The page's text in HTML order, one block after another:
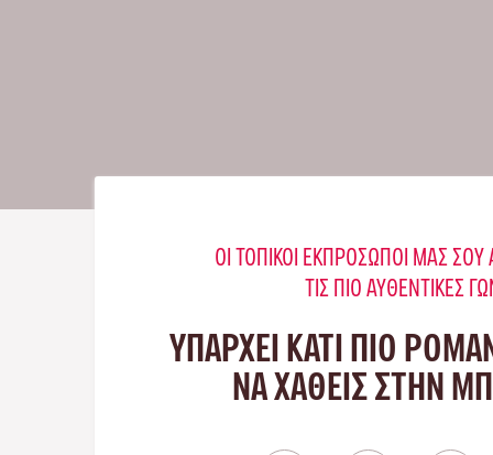
ΟΙ ΤΟΠΙΚΟΊ ΕΚΠΡΌΣΩΠΟΊ ΜΑΣ
ΤΙΣ ΠΙΟ ΑΥΘΕΝΤΙΚΈΣ
ΥΠΑΡΧΕΙ ΚΑΤΙ ΠΙΟ
ΝΑ ΧΑΘΕΙΣ ΣΤΗΝ